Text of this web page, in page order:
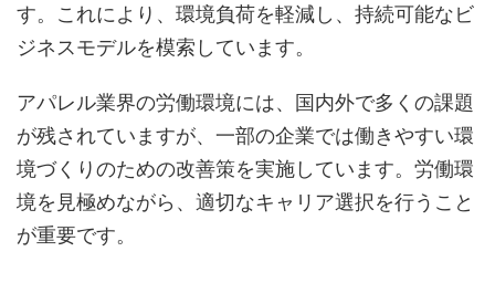
す。これにより、環境負荷を軽減し、持続可能なビ
ジネスモデルを模索しています。
アパレル業界の労働環境には、国内外で多くの課題
が残されていますが、一部の企業では働きやすい環
境づくりのための改善策を実施しています。労働環
境を見極めながら、適切なキャリア選択を行うこと
が重要です。